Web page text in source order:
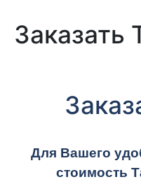
Заказать
Для Вашего
стоимость